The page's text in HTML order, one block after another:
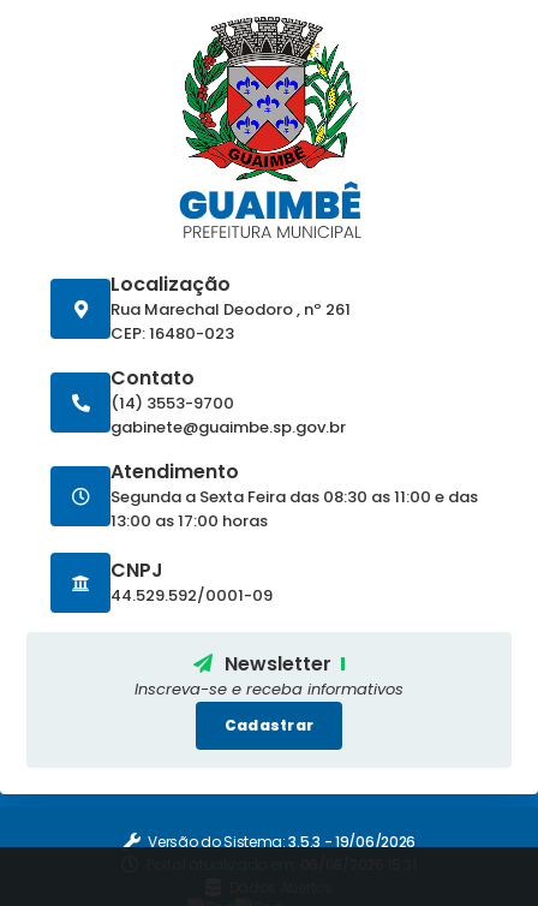
Localização
Rua Marechal Deodoro , nº 261
CEP: 16480-023
Contato
(14) 3553-9700
gabinete@guaimbe.sp.gov.br
Atendimento
Segunda a Sexta Feira das 08:30 as 11:00 e das
13:00 as 17:00 horas
CNPJ
44.529.592/0001-09
Newsletter
Inscreva-se e receba informativos
Cadastrar
Versão do Sistema:3.5.3 - 19/06/2026